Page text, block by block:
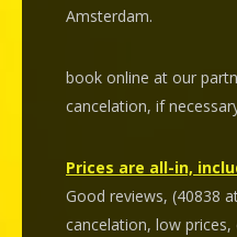
Amsterdam.
book online at our
cancelation, if
Prices are all-in,
Good reviews, (40838
cancelation, low prices,